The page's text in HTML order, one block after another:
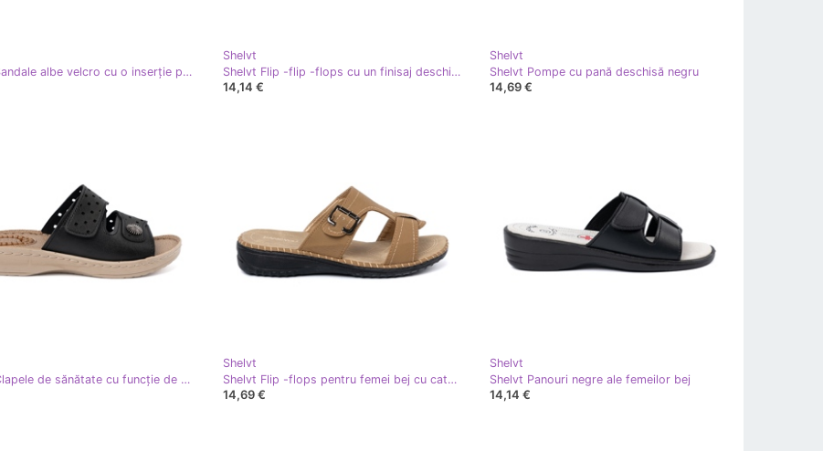
Shelvt Sandale albe velcro cu o inserție profilată
Shelvt
Shelvt Flip -flip -flops cu un finisaj deschis bej
14,14 €
Shelvt
Shelvt Pompe cu pană deschisă negru
14,69 €
Shelvt Clapele de sănătate cu funcție de masaj negru
Shelvt
Shelvt Flip -flops pentru femei bej cu catarame de argint
14,69 €
Shelvt
Shelvt Panouri negre ale femeilor bej
14,14 €